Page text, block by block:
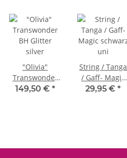
"Olivia"
Transwonder
BH Glitter
149,50 € *
String / Tanga
/ Gaff- Magic
schwarz uni
29,95 €*